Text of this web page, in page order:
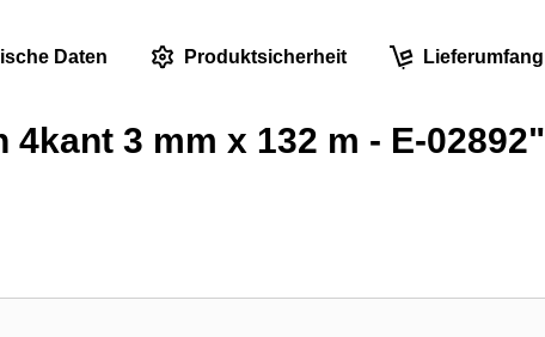
Daten Produktsicherheit Lieferumfang
4kant 3 mm x 132 m - E-02892"